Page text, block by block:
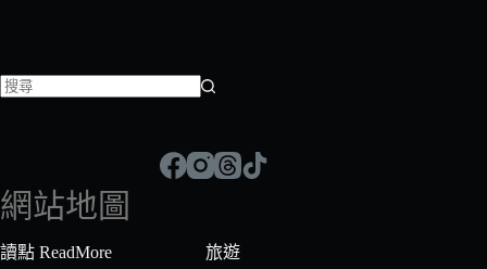
符
合
條
網站地圖
讀點 ReadMore
旅遊